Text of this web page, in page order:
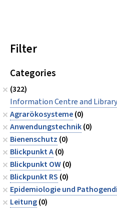
Filter
Categories
(322)
Information Centre and Library
Agrarökosysteme(0)
Anwendungstechnik(0)
Bienenschutz (0)
Blickpunkt A(0)
Blickpunkt OW(0)
Blickpunkt RS (0)
Epidemiologie und
Leitung(0)